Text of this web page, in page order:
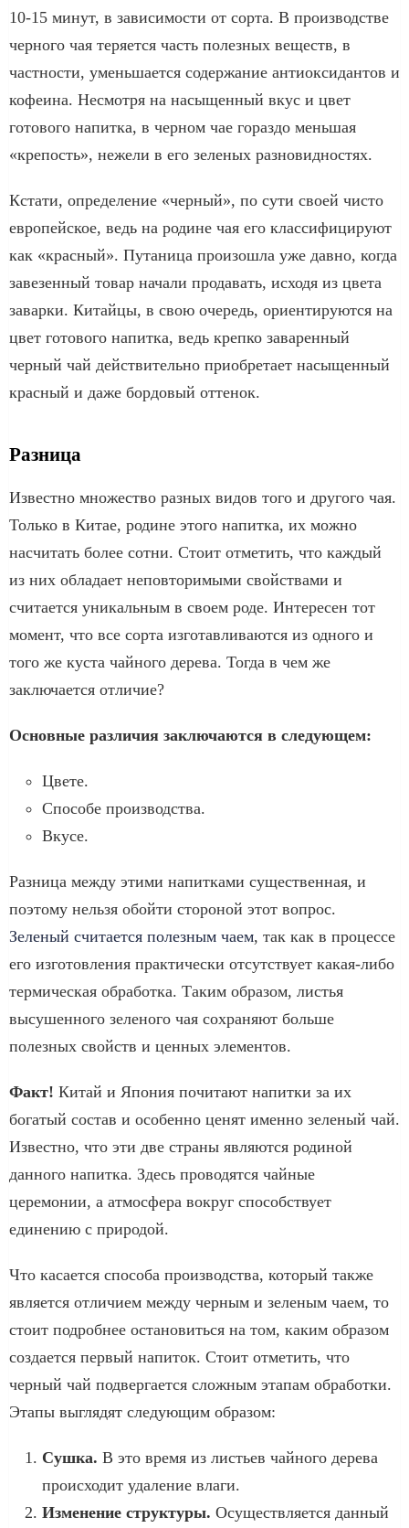
10-15 минут, в зависимости от сорта. В производстве
черного чая теряется часть полезных веществ, в
частности, уменьшается содержание антиоксидантов и
кофеина. Несмотря на насыщенный вкус и цвет
готового напитка, в черном чае гораздо меньшая
«крепость», нежели в его зеленых разновидностях.
Кстати, определение «черный», по сути своей чисто
европейское, ведь на родине чая его классифицируют
как «красный». Путаница произошла уже давно, когда
завезенный товар начали продавать, исходя из цвета
заварки. Китайцы, в свою очередь, ориентируются на
цвет готового напитка, ведь крепко заваренный
черный чай действительно приобретает насыщенный
красный и даже бордовый оттенок.
Разница
Известно множество разных видов того и другого чая.
Только в Китае, родине этого напитка, их можно
насчитать более сотни. Стоит отметить, что каждый
из них обладает неповторимыми свойствами и
считается уникальным в своем роде. Интересен тот
момент, что все сорта изготавливаются из одного и
того же куста чайного дерева. Тогда в чем же
заключается отличие?
Основные различия заключаются в следующем:
Цвете.
Способе производства.
Вкусе.
Разница между этими напитками существенная, и
поэтому нельзя обойти стороной этот вопрос.
Зеленый считается полезным чаем, так как в процессе
его изготовления практически отсутствует какая-либо
термическая обработка. Таким образом, листья
высушенного зеленого чая сохраняют больше
полезных свойств и ценных элементов.
Факт! Китай и Япония почитают напитки за их
богатый состав и особенно ценят именно зеленый чай.
Известно, что эти две страны являются родиной
данного напитка. Здесь проводятся чайные
церемонии, а атмосфера вокруг способствует
единению с природой.
Что касается способа производства, который также
является отличием между черным и зеленым чаем, то
стоит подробнее остановиться на том, каким образом
создается первый напиток. Стоит отметить, что
черный чай подвергается сложным этапам обработки.
Этапы выглядят следующим образом:
Сушка. В это время из листьев чайного дерева
происходит удаление влаги.
Изменение структуры. Осуществляется данный